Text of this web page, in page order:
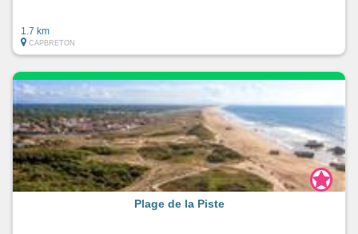
1.7 km
CAPBRETON
Plage de la Piste